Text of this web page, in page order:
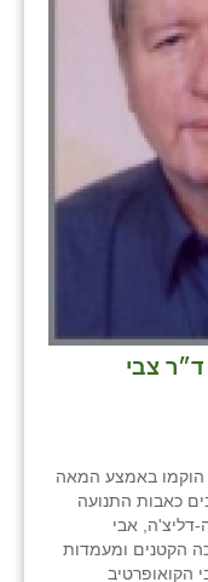
ד״ר צבי
הוקמו באמצע המאה
כאבות התנועה
דליצ'ה, אבי
הקטנים ומעמדות
הקואופרטיב